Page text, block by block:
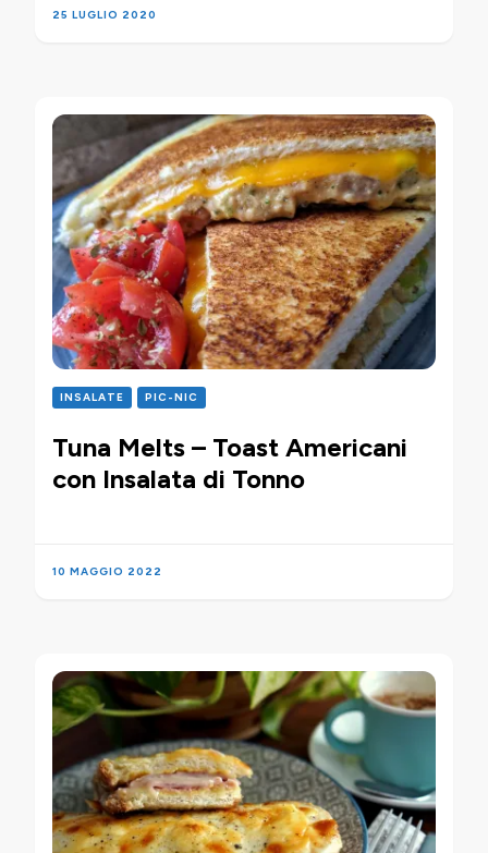
25 LUGLIO 2020
INSALATE PIC-NIC
Tuna Melts – Toast Americani
con Insalata di Tonno
10 MAGGIO 2022